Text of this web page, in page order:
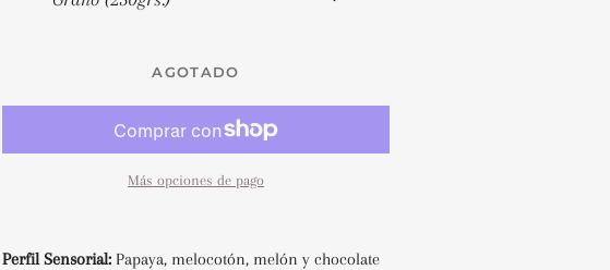
AGOTADO
Más opciones de pago
Perfil Sensorial:Papaya, melocotón, melón y chocolate